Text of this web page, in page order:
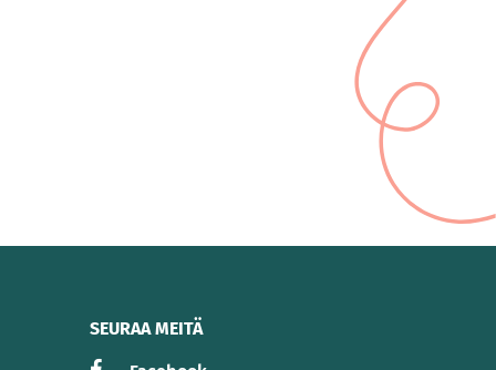
SEURAA MEITÄ